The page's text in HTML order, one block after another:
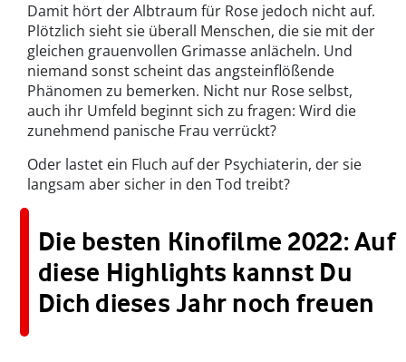
Damit hört der Albtraum für Rose jedoch nicht auf.
Plötzlich sieht sie überall Menschen, die sie mit der
gleichen grauenvollen Grimasse anlächeln. Und
niemand sonst scheint das angsteinflößende
Phänomen zu bemerken. Nicht nur Rose selbst,
auch ihr Umfeld beginnt sich zu fragen: Wird die
zunehmend panische Frau verrückt?
Oder lastet ein Fluch auf der Psychiaterin, der sie
langsam aber sicher in den Tod treibt?
Die besten Kinofilme 2022: Auf
diese Highlights kannst Du
Dich dieses Jahr noch freuen